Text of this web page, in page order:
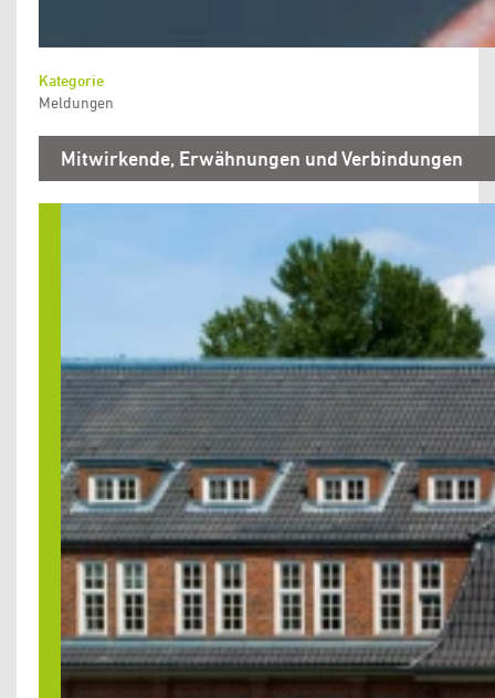
Kategorie
Meldungen
Mitwirkende, Erwähnungen und Verbindungen